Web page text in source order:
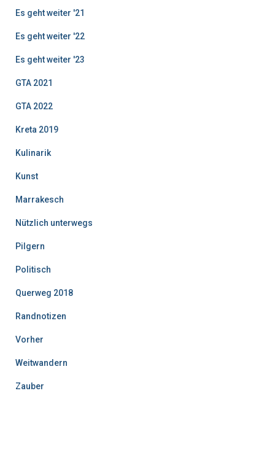
Es geht weiter '21
Es geht weiter '22
Es geht weiter '23
GTA 2021
GTA 2022
Kreta 2019
Kulinarik
Kunst
Marrakesch
Nützlich unterwegs
Pilgern
Politisch
Querweg 2018
Randnotizen
Vorher
Weitwandern
Zauber